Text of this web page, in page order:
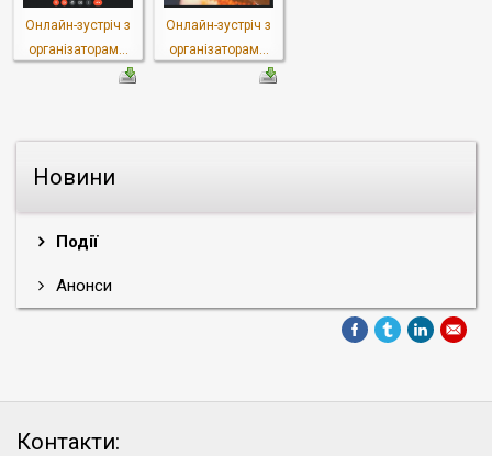
Новини
Події
Анонси
Онлайн-зустріч з
організаторам...
Онлайн-зустріч з
організаторам...
Контакти: